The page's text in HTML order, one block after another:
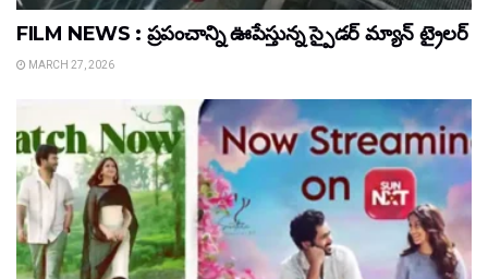
FILM NEWS : ప్రపంచాన్ని ఊపేస్తున్న స్పైడర్ మ్యాన్ ట్రైలర్
MARCH 27, 2026